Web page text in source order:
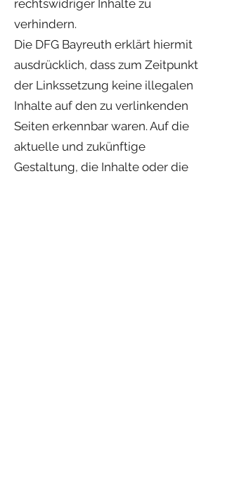
rechtswidriger Inhalte zu
verhindern.
Die DFG Bayreuth erklärt hiermit
ausdrücklich, dass zum Zeitpunkt
der Linkssetzung keine illegalen
Inhalte auf den zu verlinkenden
Seiten erkennbar waren. Auf die
aktuelle und zukünftige
Gestaltung, die Inhalte oder die